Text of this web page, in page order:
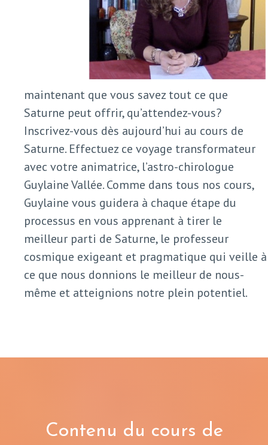
maintenant que vous savez tout ce que
Saturne peut offrir, qu’attendez-vous?
Inscrivez-vous dès aujourd’hui au cours de
Saturne. Effectuez ce voyage transformateur
avec votre animatrice, l’astro-chirologue
Guylaine Vallée. Comme dans tous nos cours,
Guylaine vous guidera à chaque étape du
processus en vous apprenant à tirer le
meilleur parti de Saturne, le professeur
cosmique exigeant et pragmatique qui veille à
ce que nous donnions le meilleur de nous-
même et atteignions notre plein potentiel.
Contenu du cours de